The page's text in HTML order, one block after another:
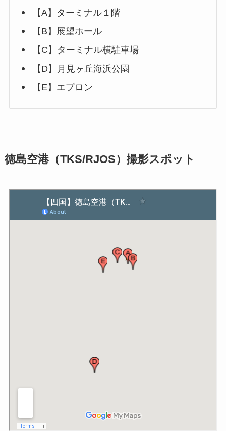
【A】ターミナル１階
【B】展望ホール
【C】ターミナル横駐車場
【D】月見ヶ丘海浜公園
【E】エプロン
徳島空港（TKS/RJOS）撮影スポット